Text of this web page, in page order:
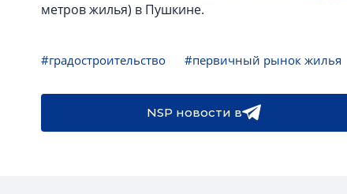
метров жилья) в Пушкине.
#градостроительство #первичный рынок жилья
NSP новости в